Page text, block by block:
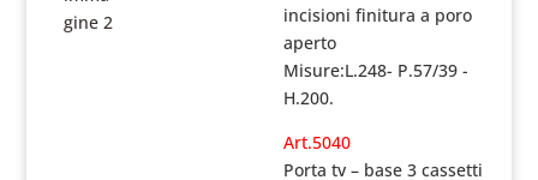
incisioni finitura a poro
aperto
Misure:L.248- P.57/39 -
H.200.
Art.5040
Porta tv – base 3 cassetti